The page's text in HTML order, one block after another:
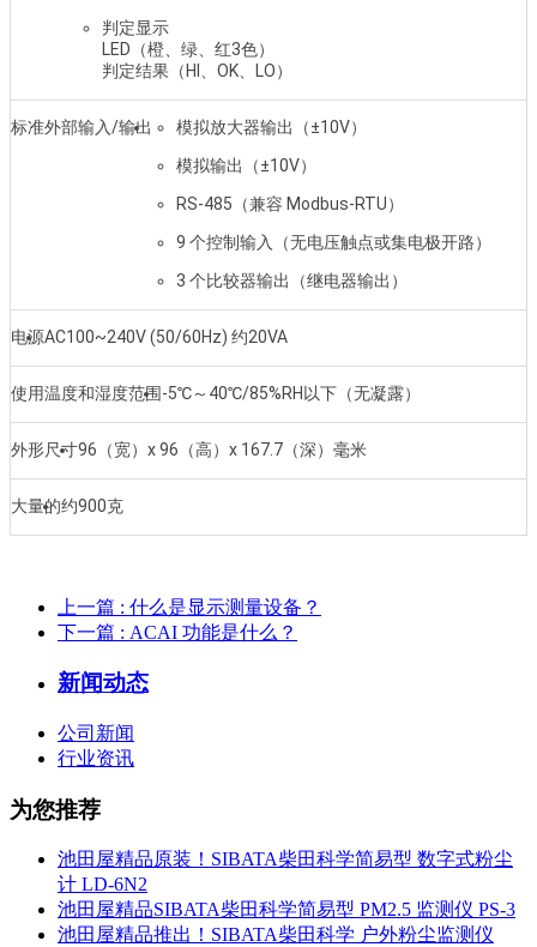
判定显示
LED（橙、绿、红3色）
判定结果（HI、OK、LO）
标准外部输入/输出
模拟放大器输出（±10V）
模拟输出（±10V）
RS-485（兼容 Modbus-RTU）
9 个控制输入（无电压触点或集电极开路）
3 个比较器输出（继电器输出）
电源AC100~240V (50/60Hz) 约20VA
使用温度和湿度范围-5℃～40℃/85%RH以下（无凝露）
外形尺寸96（宽）x 96（高）x 167.7（深）毫米
大量的约900克
上一篇 : 什么是显示测量设备？
下一篇 : ACAI 功能是什么？
新闻动态
公司新闻
行业资讯
为您推荐
池田屋精品原装！SIBATA柴田科学简易型 数字式粉尘
计 LD-6N2
池田屋精品SIBATA柴田科学简易型 PM2.5 监测仪 PS-3
池田屋精品推出！SIBATA柴田科学 户外粉尘监测仪